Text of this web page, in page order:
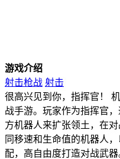
游戏介绍
射击枪战 射击
很高兴见到你，指挥官！
战手游。玩家作为指挥官
方机器人来扩张领土，在
同移速和生命值的机器人
配，高自由度打造对战武